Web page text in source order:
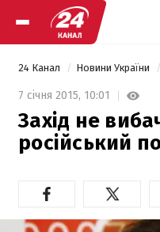
24 Канал Новини України
7 січня 2015, 10:01
Захід не
російський